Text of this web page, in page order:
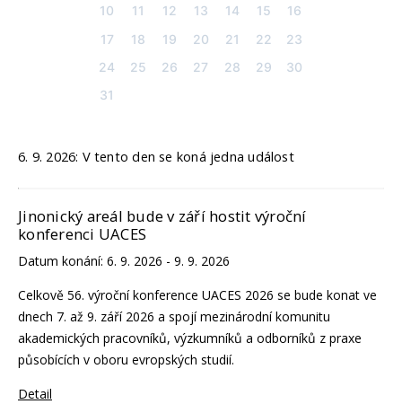
10
11 12 13 14 15
16
17
18 19 20 21 22
23
24
25 26 27 28 29
30
31
6. 9. 2026: V tento den se koná jedna událost
Jinonický areál bude v září hostit výroční
konferenci UACES
Datum konání: 6. 9. 2026 - 9. 9. 2026
Celkově 56. výroční konference UACES 2026 se bude konat ve
dnech 7. až 9. září 2026 a spojí mezinárodní komunitu
akademických pracovníků, výzkumníků a odborníků z praxe
působících v oboru evropských studií.
Detail